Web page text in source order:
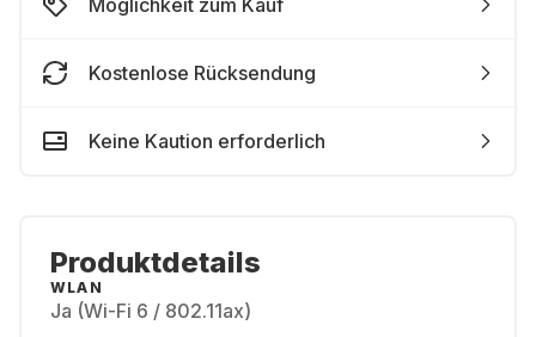
Möglichkeit zum Kauf
Kostenlose Rücksendung
Keine Kaution erforderlich
Produktdetails
WLAN
Ja (Wi-Fi 6 / 802.11ax)